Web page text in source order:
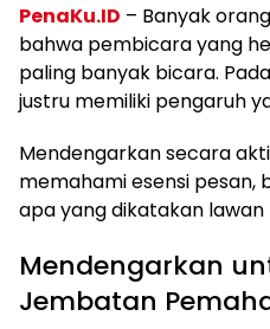
PenaKu.ID – Banyak
bahwa pembicara yang
paling banyak bicara.
justru memiliki pengaruh
Mendengarkan secara
memahami esensi pesan,
apa yang dikatakan lawan
Mendengarkan
Jembatan